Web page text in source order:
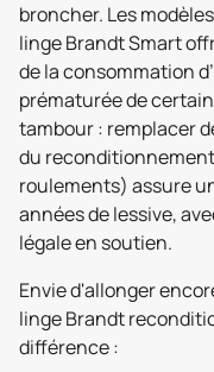
broncher. Les
linge Brandt Smart
de la consommation
prématurée de
tambour : remplacer
du
roulements) assure
années de lessive,
légale en soutien.
Envie d'allonger
linge Brandt
différence :